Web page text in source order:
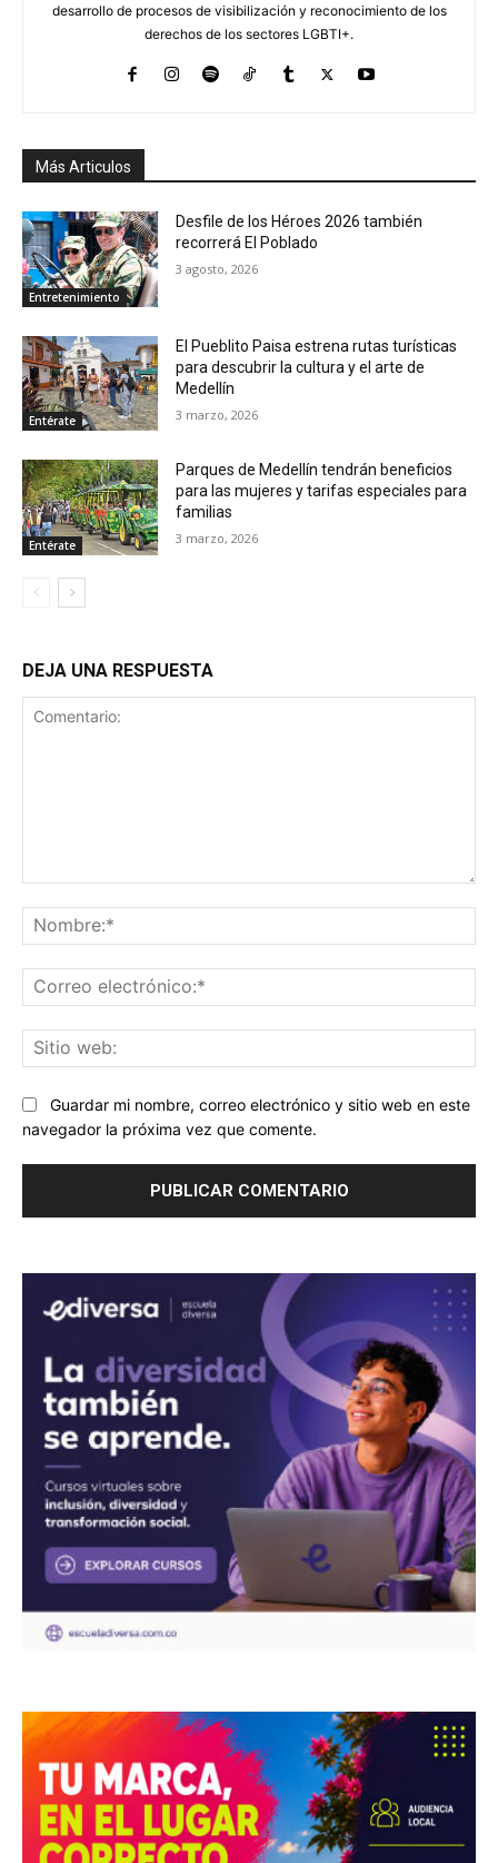
desarrollo de procesos de visibilización y reconocimiento de los
derechos de los sectores LGBTI+.
Más Articulos
Entretenimiento
Desfile de los Héroes 2026 también
recorrerá El Poblado
3 agosto, 2026
Entérate
El Pueblito Paisa estrena rutas turísticas
para descubrir la cultura y el arte de
Medellín
3 marzo, 2026
Entérate
Parques de Medellín tendrán beneficios
para las mujeres y tarifas especiales para
familias
3 marzo, 2026
DEJA UNA RESPUESTA
Guardar mi nombre, correo electrónico y sitio web en este
navegador la próxima vez que comente.